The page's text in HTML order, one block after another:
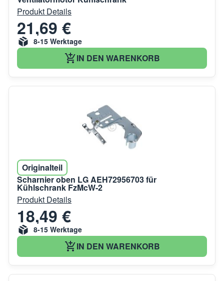
Produkt Details
21,69 €
8-15 Werktage
IN DEN WARENKORB
Originalteil
Scharnier oben LG AEH72956703 für
Kühlschrank FzMcW-2
Produkt Details
18,49 €
8-15 Werktage
IN DEN WARENKORB